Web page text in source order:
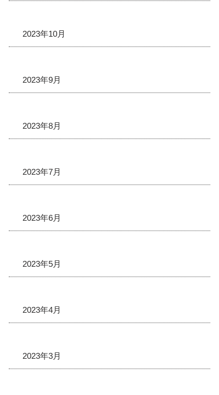
2023年10月
2023年9月
2023年8月
2023年7月
2023年6月
2023年5月
2023年4月
2023年3月